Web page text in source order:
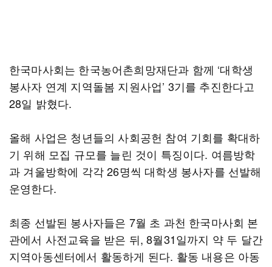
한국마사회는 한국농어촌희망재단과 함께 ‘대학생
봉사자 연계 지역돌봄 지원사업’ 3기를 추진한다고
28일 밝혔다.
올해 사업은 청년들의 사회공헌 참여 기회를 확대하
기 위해 모집 규모를 늘린 것이 특징이다. 여름방학
과 겨울방학에 각각 26명씩 대학생 봉사자를 선발해
운영한다.
최종 선발된 봉사자들은 7월 초 과천 한국마사회 본
관에서 사전교육을 받은 뒤, 8월31일까지 약 두 달간
지역아동센터에서 활동하게 된다. 활동 내용은 아동